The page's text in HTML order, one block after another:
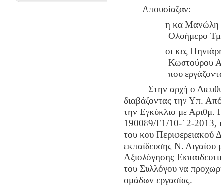
Απουσίαζαν:
η κα Μανώλη
Ολοήμερο
οι κες
Κωστούρου
που
Στην αρχή ο
διαβάζοντας την Υπ.
την Εγκύκλιο με
190089/Γ1/10-12-2013,
του κου Περιφερειακού
εκπαίδευσης Ν. Αιγαίου
Αξιολόγησης
του Συλλόγου να
ομάδων εργασίας.